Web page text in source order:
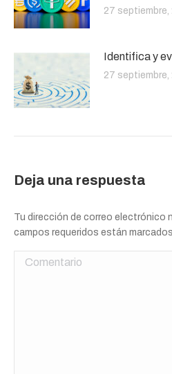
27 septiembre,
Identifica y
27 septiembre,
Deja una respuesta
Tu dirección de correo electrónico
campos requeridos están marcados
Comentario